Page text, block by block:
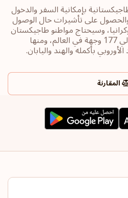
بإمكانية السفر والدخول
على تأشيرات حال الوصول
وسيحتاج مواطنو طاجيكستان
إلى تأشيرة مسبقة لدخول حوالي 177 وجهة في العالم، ومنها
بأكمله والهند واليابان.
المقارنة